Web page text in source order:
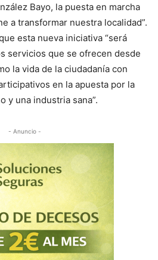
Bayo, la puesta en marcha
a transformar nuestra localidad”.
esta nueva iniciativa “será
servicios que se ofrecen desde
la vida de la ciudadanía con
en la apuesta por la
y una industria sana”.
- Anuncio -